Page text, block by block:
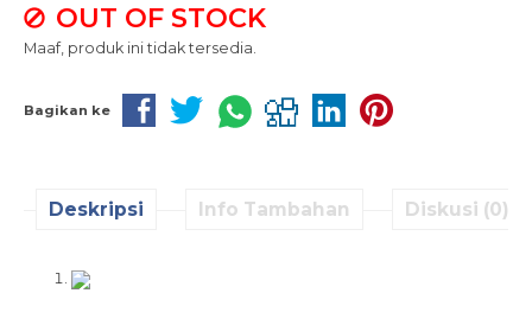
OUT OF STOCK
Maaf, produk ini tidak tersedia.
Bagikan ke
Deskripsi Info Tambahan Diskusi (0)